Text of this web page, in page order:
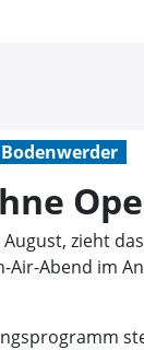
Bodenwerder
August, zieht
Abend im